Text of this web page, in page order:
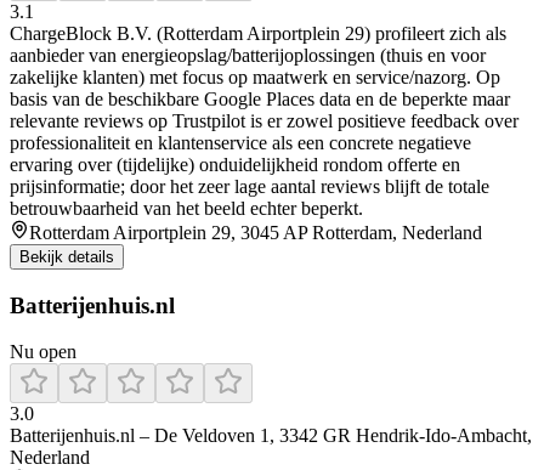
3.1
ChargeBlock B.V. (Rotterdam Airportplein 29) profileert zich als
aanbieder van energieopslag/batterijoplossingen (thuis en voor
zakelijke klanten) met focus op maatwerk en service/nazorg. Op
basis van de beschikbare Google Places data en de beperkte maar
relevante reviews op Trustpilot is er zowel positieve feedback over
professionaliteit en klantenservice als een concrete negatieve
ervaring over (tijdelijke) onduidelijkheid rondom offerte en
prijsinformatie; door het zeer lage aantal reviews blijft de totale
betrouwbaarheid van het beeld echter beperkt.
Rotterdam Airportplein 29, 3045 AP Rotterdam, Nederland
Bekijk details
Batterijenhuis.nl
Nu open
3.0
Batterijenhuis.nl – De Veldoven 1, 3342 GR Hendrik-Ido-Ambacht,
Nederland